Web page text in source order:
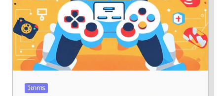
วิชาการ